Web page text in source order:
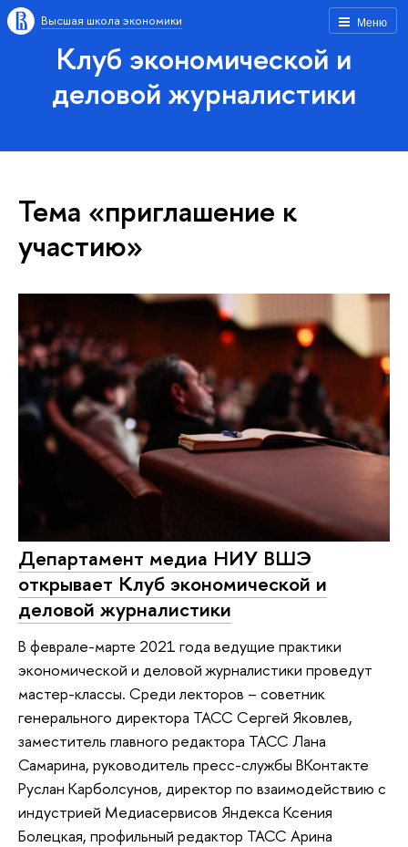
Меню
Высшая школа экономики
Клуб экономической и
деловой журналистики
Тема «приглашение к
участию»
Департамент медиа НИУ ВШЭ
открывает Клуб экономической и
деловой журналистики
В феврале-марте 2021 года ведущие практики
экономической и деловой журналистики проведут
мастер-классы. Среди лекторов – советник
генерального директора ТАСС Сергей Яковлев,
заместитель главного редактора ТАСС Лана
Самарина, руководитель пресс-службы ВКонтакте
Руслан Карболсунов, директор по взаимодействию с
индустрией Медиасервисов Яндекса Ксения
Болецкая, профильный редактор ТАСС Арина